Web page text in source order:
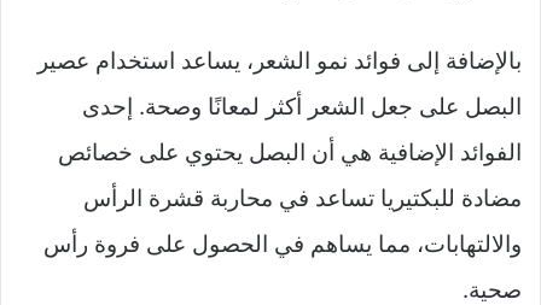
بالإضافة إلى فوائد نمو الشعر، يساعد استخدام عصير
البصل على جعل الشعر أكثر لمعانًا وصحة. إحدى
الفوائد الإضافية هي أن البصل يحتوي على خصائص
مضادة للبكتيريا تساعد في محاربة قشرة الرأس
والالتهابات، مما يساهم في الحصول على فروة رأس
صحية.